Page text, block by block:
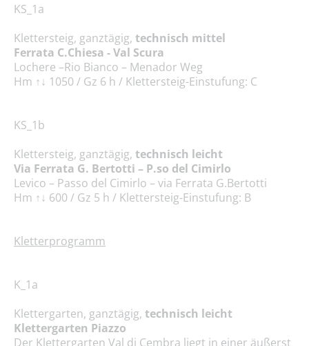
KS_1a
Klettersteig, ganztägig, technisch mittel
Ferrata C.Chiesa - Val Scura
Lochere –Rio Bianco – Menador Weg
Hm ↑↓ 1050 / Gz 6 h / Klettersteig-Einstufung: C
KS_1b
Klettersteig, ganztägig, technisch leicht
Via Ferrata G. Bertotti – P.so del Cimirlo
Levico – Passo del Cimirlo – via Ferrata G.Bertotti
Hm ↑↓ 600 / Gz 5 h / Klettersteig-Einstufung: B
Kletterprogramm
K_1a
Klettergarten, ganztägig, technisch leicht
Klettergarten Piazzo
Der Klettergarten Val di Cembra liegt in einer äußerst